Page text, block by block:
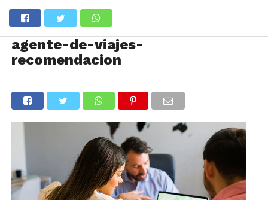
agente-de-viajes-
recomendacion